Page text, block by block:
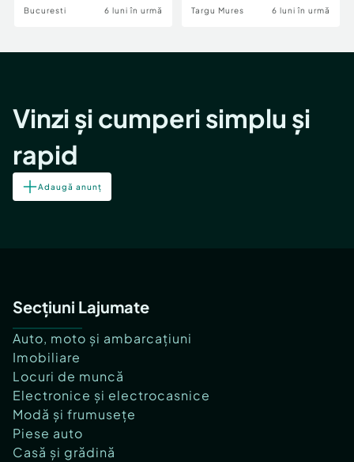
Bucuresti 6 luni în urmă Targu Mures 6 luni în urmă
Vinzi și cumperi simplu și
rapid
Adaugă anunț
Secțiuni Lajumate
Auto, moto și ambarcațiuni
Imobiliare
Locuri de muncă
Electronice și electrocasnice
Modă și frumusețe
Piese auto
Casă și grădină